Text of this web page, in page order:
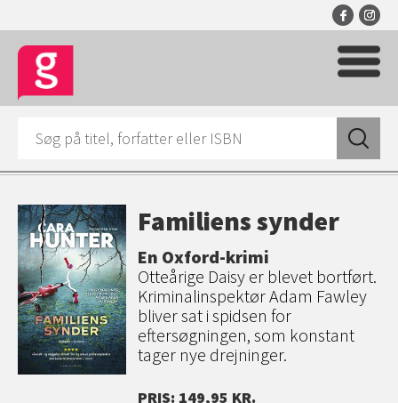
Familiens synder
En Oxford-krimi
Otteårige Daisy er blevet bortført.
Kriminalinspektør Adam Fawley
bliver sat i spidsen for
eftersøgningen, som konstant
tager nye drejninger.
PRIS: 149,95 KR.